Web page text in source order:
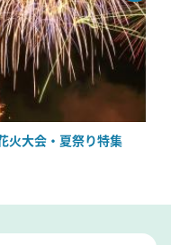
火大会・夏祭り特集